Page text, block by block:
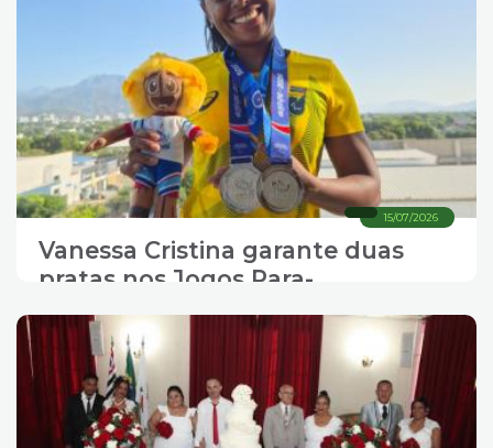
15/07/2026
Vanessa Cristina garante duas
pratas nos Jogos Para-
Sulamericanos